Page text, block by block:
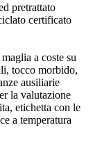
pretrattato
certificato
a coste su
tocco morbido,
ausiliarie
la valutazione
etichetta con le
a temperatura